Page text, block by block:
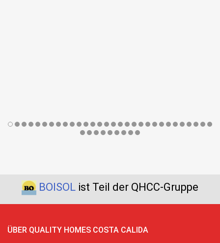
BOISOL ist Teil der QHCC-Gruppe
ÜBER QUALITY HOMES COSTA CALIDA